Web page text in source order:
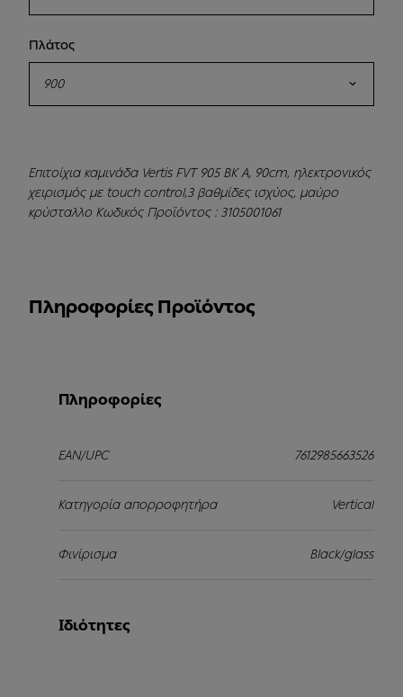
Πλάτος
900
Επιτοίχια καμινάδα Vertis FVT 905 BK A, 90cm, ηλεκτρονικός
χειρισμός με touch control,3 βαθμίδες ισχύος, μαύρο
κρύσταλλο Κωδικός Προϊόντος : 3105001061
Πληροφορίες Προϊόντος
Πληροφορίες
EAN/UPC 7612985663526
Κατηγορία απορροφητήρα Vertical
Φινίρισμα Black/glass
Ιδιότητες